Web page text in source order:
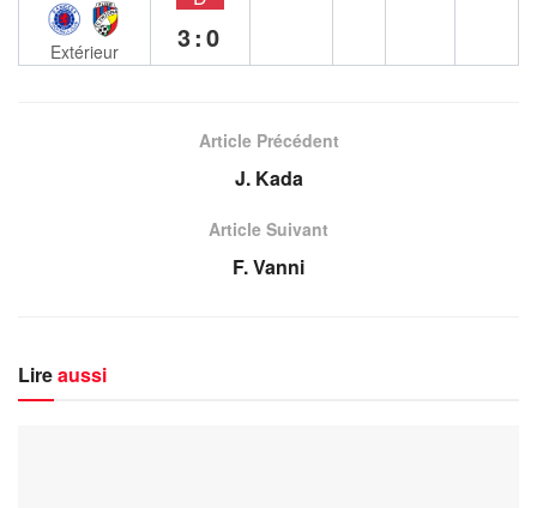
Extérieur 3:0
Article Précédent
J. Kada
Article Suivant
F. Vanni
Lireaussi